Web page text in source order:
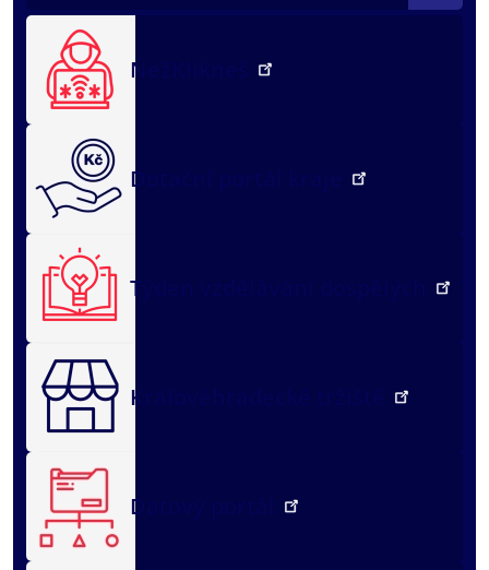
NežKlikneš
Dotační portál kraje
Týden vzdělávání dospělých
Královéhradecké tržiště
Datový portál